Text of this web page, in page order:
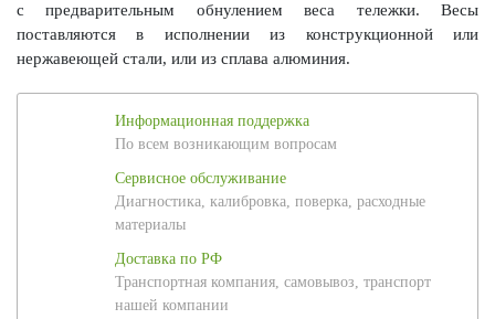
с предварительным обнулением веса тележки. Весы
поставляются в исполнении из конструкционной или
нержавеющей стали, или из сплава алюминия.
Информационная поддержка
По всем возникающим вопросам
Сервисное обслуживание
Диагностика, калибровка, поверка, расходные
материалы
Доставка по РФ
Транспортная компания, самовывоз, транспорт
нашей компании